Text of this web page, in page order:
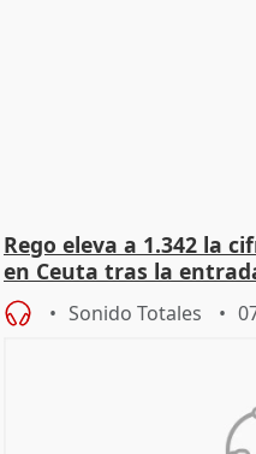
Rego eleva a 1.342 la
en Ceuta tras la
Sonido Totales